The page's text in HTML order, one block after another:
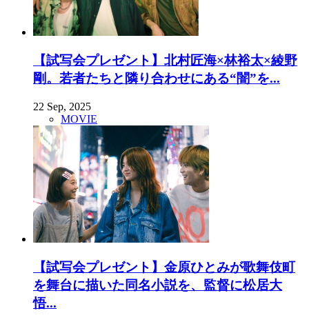
【試写会プレゼント】北村匠海×林裕太×綾野
剛。若者たちと隣り合わせにある“闇”を...
22 Sep, 2025
MOVIE
【試写会プレゼント】金原ひとみが歌舞伎町
を舞台に描いた同名小説を、監督に松居大
悟...